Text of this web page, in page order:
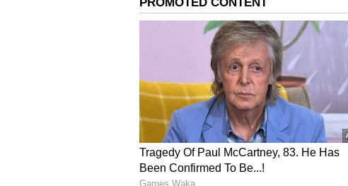
தடையற்ற வர்த்தக ஒப்பந்தத்தை
நுரையீரலை ஆழமாக தாக்கி
மைக்ரோஸ்கோபிக் PM2.5 துகள்கள்,